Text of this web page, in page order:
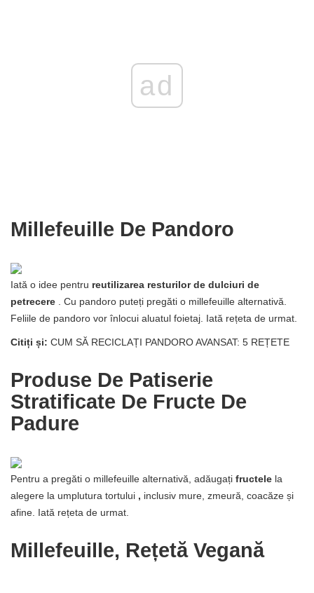
ad
Millefeuille De Pandoro
Iată o idee pentru reutilizarea resturilor de dulciuri de
petrecere . Cu pandoro puteți pregăti o millefeuille alternativă.
Feliile de pandoro vor înlocui aluatul foietaj. Iată rețeta de urmat.
Citiți și: CUM SĂ RECICLAȚI PANDORO AVANSAT: 5 REȚETE
Produse De Patiserie
Stratificate De Fructe De
Padure
Pentru a pregăti o millefeuille alternativă, adăugați fructele la
alegere la umplutura tortului , inclusiv mure, zmeură, coacăze și
afine. Iată rețeta de urmat.
Millefeuille, Rețetă Vegană